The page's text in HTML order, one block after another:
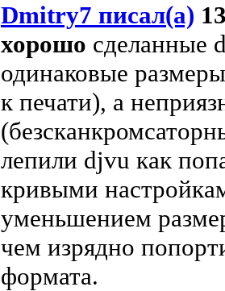
Dmitry7 писал(а)
хорошо сделанные
одинаковые
к печати), а
лепили djvu как
кривыми
уменьшением
чем изрядно
формата.